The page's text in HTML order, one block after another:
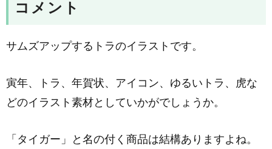
コメント
サムズアップするトラのイラストです。
寅年、トラ、年賀状、アイコン、ゆるいトラ、虎な
どのイラスト素材としていかがでしょうか。
「タイガー」と名の付く商品は結構ありますよね。